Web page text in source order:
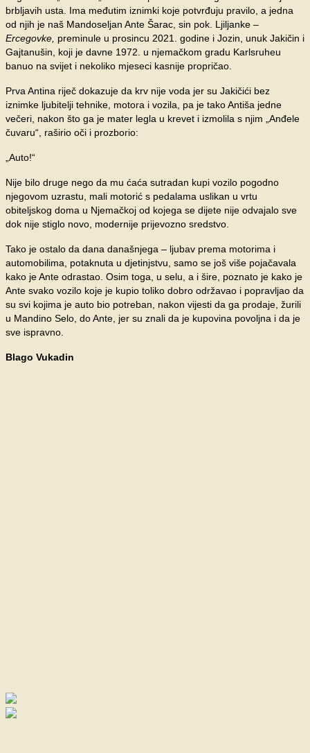
brbljavih usta. Ima međutim iznimki koje potvrđuju pravilo, a jedna
od njih je naš Mandoseljan Ante Šarac, sin pok. Ljiljanke –
Ercegovke, preminule u prosincu 2021. godine i Jozin, unuk Jakičin i
Gajtanušin, koji je davne 1972. u njemačkom gradu Karlsruheu
banuo na svijet i nekoliko mjeseci kasnije propričao.
Prva Antina riječ dokazuje da krv nije voda jer su Jakičići bez
iznimke ljubitelji tehnike, motora i vozila, pa je tako Antiša jedne
večeri, nakon što ga je mater legla u krevet i izmolila s njim „Anđele
čuvaru“, raširio oči i prozborio:
„Auto!“
Nije bilo druge nego da mu ćaća sutradan kupi vozilo pogodno
njegovom uzrastu, mali motorić s pedalama uslikan u vrtu
obiteljskog doma u Njemačkoj od kojega se dijete nije odvajalo sve
dok nije stiglo novo, modernije prijevozno sredstvo.
Tako je ostalo da dana današnjega – ljubav prema motorima i
automobilima, potaknuta u djetinjstvu, samo se još više pojačavala
kako je Ante odrastao. Osim toga, u selu, a i šire, poznato je kako je
Ante svako vozilo koje je kupio toliko dobro održavao i popravljao da
su svi kojima je auto bio potreban, nakon vijesti da ga prodaje, žurili
u Mandino Selo, do Ante, jer su znali da je kupovina povoljna i da je
sve ispravno.
Blago Vukadin